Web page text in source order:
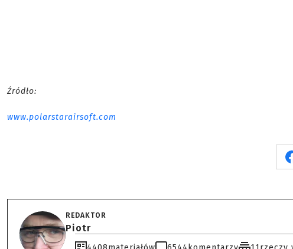
Źródło:
www.polarstarairsoft.com
REDAKTOR
Piotr